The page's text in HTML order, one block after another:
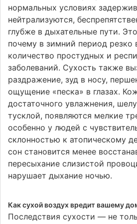
нормальных условиях
нейтрализуются,
глубже в дыхательные пути.
почему в зимний период резко
количество простудных и
заболеваний. Сухость также
раздражение, зуд в носу,
ощущение «песка» в глазах.
достаточного увлажнения,
тусклой, появляются мелкие
особенно у людей с
склонностью к атопическому
сон становится менее
пересыхание слизистой
нарушает дыхание ночью.
Как сухой воздух вредит вашему
Последствия сухости — не